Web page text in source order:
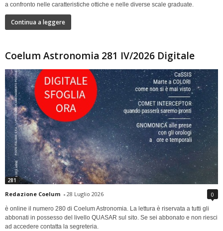
a confronto nelle caratteristiche ottiche e nelle diverse scale graduate.
Continua a leggere
Coelum Astronomia 281 IV/2026 Digitale
281
Redazione Coelum - 28 Luglio 2026 0
è online il numero 280 di Coelum Astronomia. La lettura è riservata a tutti gli
abbonati in possesso del livello QUASAR sul sito. Se sei abbonato e non riesci
ad accedere contatta la segreteria.